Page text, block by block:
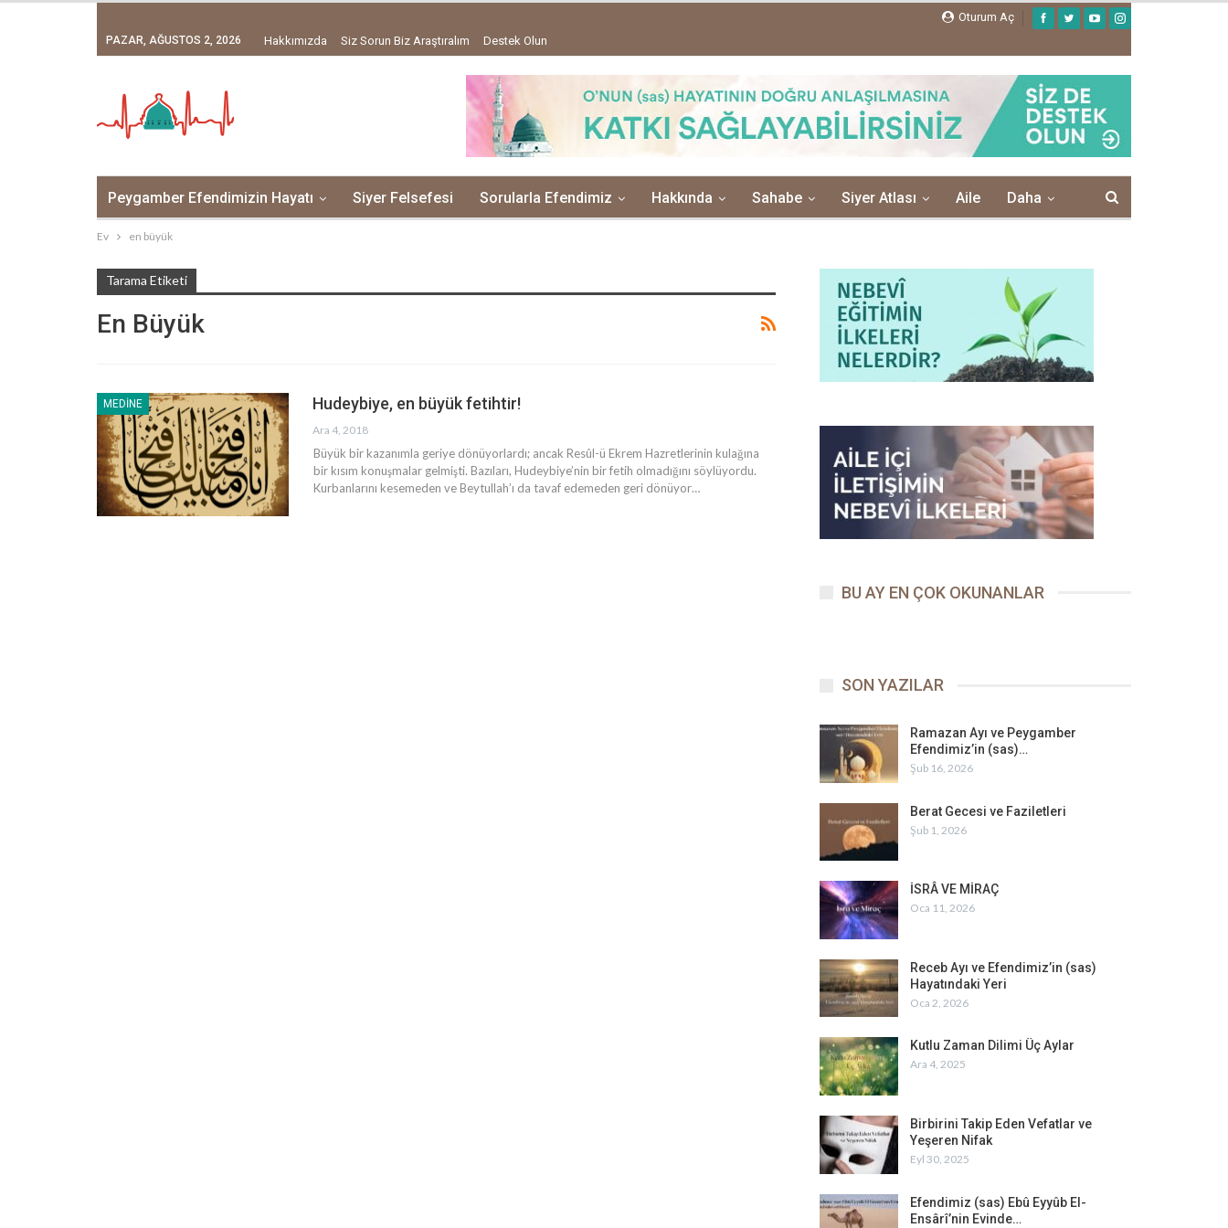
Oturum Aç
PAZAR, AĞUSTOS 2, 2026 Hakkımızda Siz Sorun Biz Araştıralım Destek Olun
Peygamber Efendimizin Hayatı Siyer Felsefesi Sorularla Efendimiz Hakkında Sahabe Siyer Atlası Aile Daha
Ev en büyük
Tarama Etiketi
En Büyük
MEDINE Hudeybiye, en büyük fetihtir!
Ara 4, 2018
Büyük bir kazanımla geriye dönüyorlardı; ancak Resûl-ü Ekrem Hazretlerinin kulağına
bir kısım konuşmalar gelmişti. Bazıları, Hudeybiye’nin bir fetih olmadığını söylüyordu.
Kurbanlarını kesemeden ve Beytullah’ı da tavaf edemeden geri dönüyor…
BU AY EN ÇOK OKUNANLAR
SON YAZILAR
Ramazan Ayı ve Peygamber
Efendimiz’in (sas)…
Şub 16, 2026
Berat Gecesi ve Faziletleri
Şub 1, 2026
İSRÂ VE MİRAÇ
Oca 11, 2026
Receb Ayı ve Efendimiz’in (sas)
Hayatındaki Yeri
Oca 2, 2026
Kutlu Zaman Dilimi Üç Aylar
Ara 4, 2025
Birbirini Takip Eden Vefatlar ve
Yeşeren Nifak
Eyl 30, 2025
Efendimiz (sas) Ebû Eyyûb El-
Ensârî’nin Evinde…